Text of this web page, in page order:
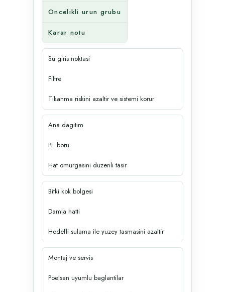
Oncelikli urun grubu
Karar notu
Su giris noktasi
Filtre
Tikanma riskini azaltir ve sistemi korur
Ana dagitim
PE boru
Hat omurgasini duzenli tasir
Bitki kok bolgesi
Damla hatti
Hedefli sulama ile yuzey tasmasini azaltir
Montaj ve servis
Poelsan uyumlu baglantilar